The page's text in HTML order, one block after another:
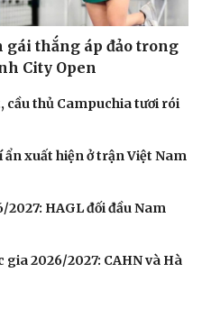
thắng áp đảo trong
City Open
cầu thủ Campuchia tươi rói
xuất hiện ở trận Việt Nam
HAGL đối đầu Nam
gia 2026/2027: CAHN và Hà